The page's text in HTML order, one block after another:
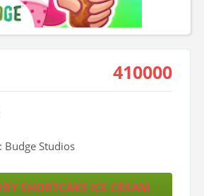
410000
Budge Studios
SHORTCAKE ICE CREAM